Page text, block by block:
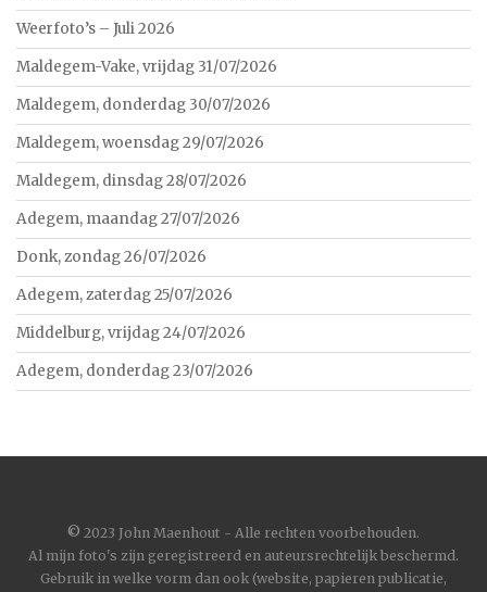
Weerfoto’s – Juli 2026
Maldegem-Vake, vrijdag 31/07/2026
Maldegem, donderdag 30/07/2026
Maldegem, woensdag 29/07/2026
Maldegem, dinsdag 28/07/2026
Adegem, maandag 27/07/2026
Donk, zondag 26/07/2026
Adegem, zaterdag 25/07/2026
Middelburg, vrijdag 24/07/2026
Adegem, donderdag 23/07/2026
© 2023 John Maenhout - Alle rechten voorbehouden.
Al mijn foto's zijn geregistreerd en auteursrechtelijk beschermd.
Gebruik in welke vorm dan ook (website, papieren publicatie,